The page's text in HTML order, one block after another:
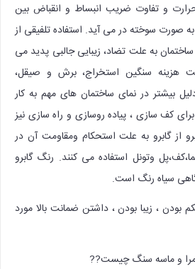
و تفاوت ضریب انبساط و انقباض بین
صورت سوخته در می آید. استفاده تلفیقی از
به علت تضاد، زیبایی جالبی پدید می
هزینه سنگین استخراج، برش و صیقل،
بیشتر در نمای ساختمان های مهم به کار
کف سازی ، پیاده روسازی و راه سازی نیز
از گابرو به علت استحکام ومقاومت آن در
وتونل استفاده می کنند. رنگ گابرو
سیاه رنگ است.
بودن ، زیبا بودن ، داشتن ضمانت بالا مورد
و ماسه سنگ چیست??